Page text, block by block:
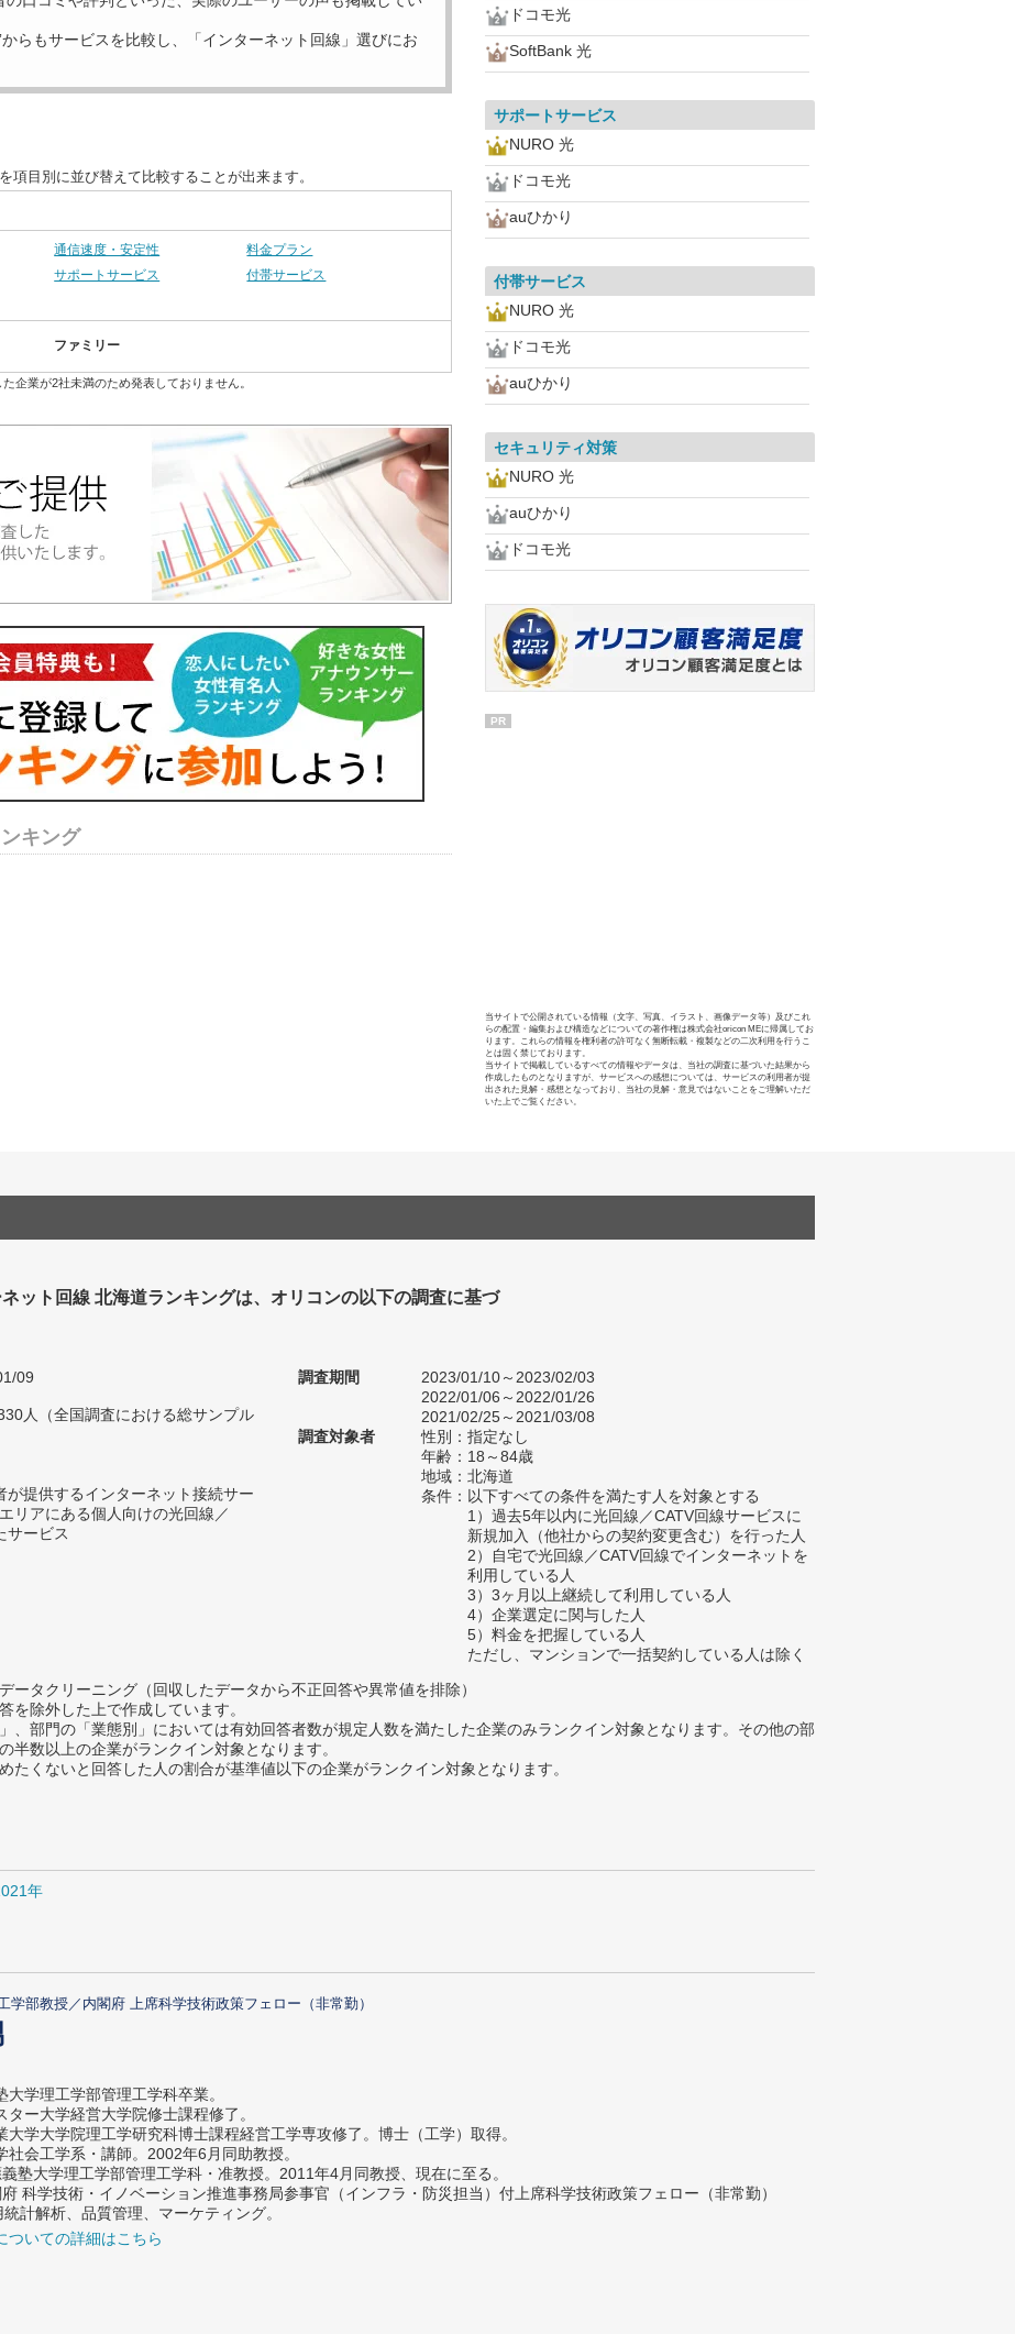
らもサービスを比較し、「インターネット回線」選びにお
項目別に並び替えて比較することが出来ます。
通信速度・安定性
料金プラン
サポートサービス
付帯サービス
ファミリー
企業が2社未満のため発表しておりません。
キング
ドコモ光
SoftBank 光
サポートサービス
NURO 光
ドコモ光
auひかり
付帯サービス
NURO 光
ドコモ光
auひかり
セキュリティ対策
NURO 光
auひかり
ドコモ光
PR
当サイトで公開されている情報（文字、写真、イラスト、画像データ等）及びこれ
らの配置・編集および構造などについての著作権は株式会社oricon MEに帰属してお
ります。これらの情報を権利者の許可なく無断転載・複製などの二次利用を行うこ
とは固く禁じております。
当サイトで掲載しているすべての情報やデータは、当社の調査に基づいた結果から
作成したものとなりますが、サービスへの感想については、サービスの利用者が提
出された見解・感想となっており、当社の見解・意見ではないことをご理解いただ
いた上でご覧ください。
ット回線 北海道ランキングは、オリコンの以下の調査に基づ
09
人（全国調査における総サンプル
が提供するインターネット接続サー
リアにある個人向けの光回線／
サービス
調査期間
2023/01/10～2023/02/03
2022/01/06～2022/01/26
2021/02/25～2021/03/08
調査対象者
性別：指定なし
年齢：18～84歳
地域：北海道
条件：以下すべての条件を満たす人を対象とする
1）過去5年以内に光回線／CATV回線サービスに
新規加入（他社からの契約変更含む）を行った人
2）自宅で光回線／CATV回線でインターネットを
利用している人
3）3ヶ月以上継続して利用している人
4）企業選定に関与した人
5）料金を把握している人
ただし、マンションで一括契約している人は除く
タクリーニング（回収したデータから不正回答や異常値を排除）
除外した上で作成しています。
、部門の「業態別」においては有効回答者数が規定人数を満たした企業のみランクイン対象となります。その他の部
半数以上の企業がランクイン対象となります。
くないと回答した人の割合が基準値以下の企業がランクイン対象となります。
年
学部教授／内閣府 上席科学技術政策フェロー（非常勤）
大学理工学部管理工学科卒業。
ター大学経営大学院修士課程修了。
大学大学院理工学研究科博士課程経営工学専攻修了。博士（工学）取得。
社会工学系・講師。2002年6月同助教授。
塾大学理工学部管理工学科・准教授。2011年4月同教授、現在に至る。
科学技術・イノベーション推進事務局参事官（インフラ・防災担当）付上席科学技術政策フェロー（非常勤）
計解析、品質管理、マーケティング。
いての詳細はこちら